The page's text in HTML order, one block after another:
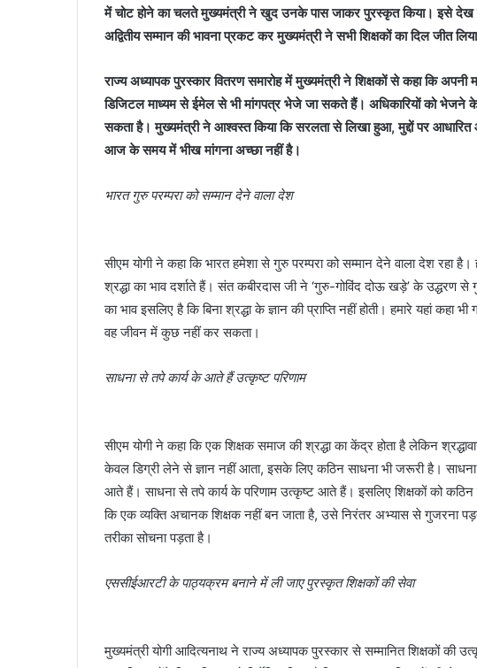
में चोट होने का चलते मुख्यमंत्री ने खुद उनके पास जाकर पुरस्कृत किया। इसे देख
अद्वितीय सम्मान की भावना प्रकट कर मुख्यमंत्री ने सभी शिक्षकों का दिल जीत
राज्य अध्यापक पुरस्कार वितरण समारोह में मुख्यमंत्री ने शिक्षकों से कहा कि
डिजिटल माध्यम से ईमेल से भी मांगपत्र भेजे जा सकते हैं। अधिकारियों को भेजने के
सकता है। मुख्यमंत्री ने आश्वस्त किया कि सरलता से लिखा हुआ, मुद्दों पर आधारित
आज के समय में भीख मांगना अच्छा नहीं है।
भारत गुरु परम्परा को सम्मान देने वाला देश
सीएम योगी ने कहा कि भारत हमेशा से गुरु परम्परा को सम्मान देने वाला देश रहा है।
श्रद्धा का भाव दर्शाते हैं। संत कबीरदास जी ने ‘गुरु-गोविंद दोऊ खड़े’ के उद्धरण से
का भाव इसलिए है कि बिना श्रद्धा के ज्ञान की प्राप्ति नहीं होती। हमारे यहां कहा
वह जीवन में कुछ नहीं कर सकता।
साधना से तपे कार्य के आते हैं उत्कृष्ट परिणाम
सीएम योगी ने कहा कि एक शिक्षक समाज की श्रद्धा का केंद्र होता है लेकिन
केवल डिग्री लेने से ज्ञान नहीं आता, इसके लिए कठिन साधना भी जरूरी है। साधना
आते हैं। साधना से तपे कार्य के परिणाम उत्कृष्ट आते हैं। इसलिए शिक्षकों को कठिन
कि एक व्यक्ति अचानक शिक्षक नहीं बन जाता है, उसे निरंतर अभ्यास से गुजरना
तरीका सोचना पड़ता है।
एससीईआरटी के पाठ्यक्रम बनाने में ली जाए पुरस्कृत शिक्षकों की सेवा
मुख्यमंत्री योगी आदित्यनाथ ने राज्य अध्यापक पुरस्कार से सम्मानित शिक्षकों